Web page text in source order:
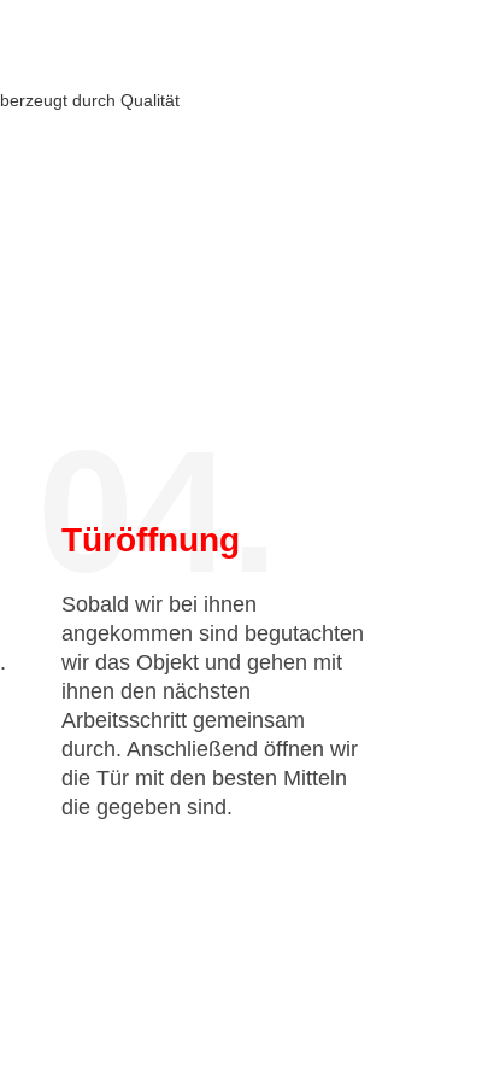
durch Qualität
04.
Türöffnung
Sobald wir bei ihnen
angekommen sind begutachten
wir das Objekt und gehen mit
ihnen den nächsten
Arbeitsschritt gemeinsam
durch. Anschließend öffnen wir
die Tür mit den besten Mitteln
die gegeben sind.